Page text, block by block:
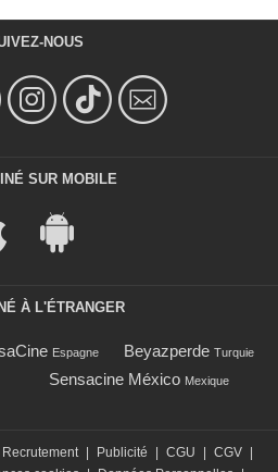
NOUS
SUR MOBILE
À L'ÉTRANGER
Espagne Beyazperde Turquie
Sensacine México Mexique
Recrutement | Publicité | CGU | CGV |